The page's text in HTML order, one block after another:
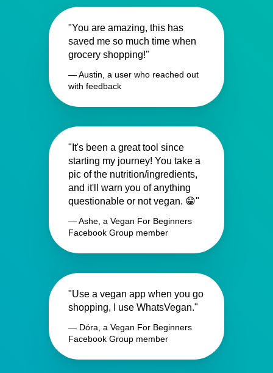
"You are amazing, this has
saved me so much time when
grocery shopping!"
— Austin, a user who reached out
with feedback
"It's been a great tool since
starting my journey! You take a
pic of the nutrition/ingredients,
and it'll warn you of anything
questionable or not vegan. 😁"
— Ashe, a Vegan For Beginners
Facebook Group member
"Use a vegan app when you go
shopping, I use WhatsVegan."
— Dóra, a Vegan For Beginners
Facebook Group member